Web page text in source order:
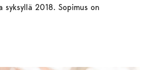
syksyllä 2018. Sopimus on